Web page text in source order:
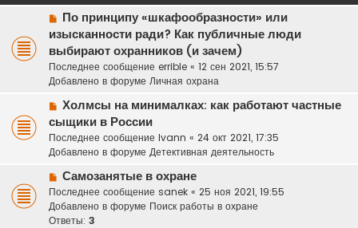
Н
о
о
е
с
о
б
щ
е
н
и
е
По принципу «шкафообразности» или
изысканности ради? Как публичные люди
выбирают охранников (и зачем)
Последнее сообщение errible « 12 сен 2021, 15:57
Добавлено в форуме Личная охрана
Н
о
о
с
о
о
б
Холмсы на минималках: как работают частные
сыщики в России
Последнее сообщение Ivann « 24 окт 2021, 17:35
Добавлено в форуме Детективная деятельность
Н
о
в
о
Самозанятые в охране
Последнее сообщение sanek « 25 ноя 2021, 19:55
Добавлено в форуме Поиск работы в охране
Ответы: 3